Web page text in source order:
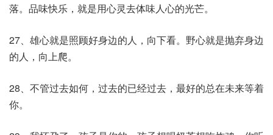
落。品味快乐，就是用心灵去体味人心的光芒。
27、雄心就是照顾好身边的人，向下看。野心就是抛弃身边
的人，向上爬。
28、不管过去如何，过去的已经过去，最好的总在未来等着
你。